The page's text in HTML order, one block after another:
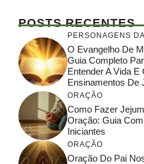
POSTS RECENTES
PERSONAGENS
O Evangelho De
Guia Completo
Entender A Vida E
Ensinamentos De
ORAÇÃO
Como Fazer
Oração: Guia
Iniciantes
ORAÇÃO
Oração Do Pai